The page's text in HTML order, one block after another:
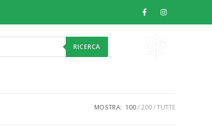
RICERCA
MOSTRA: 100 200 TUTTE